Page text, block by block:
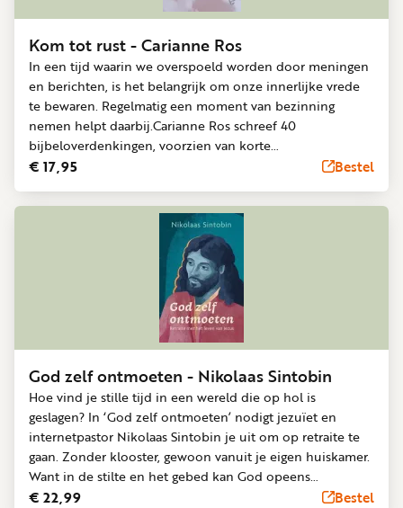
Kom tot rust - Carianne Ros
In een tijd waarin we overspoeld worden door meningen
en berichten, is het belangrijk om onze innerlijke vrede
te bewaren. Regelmatig een moment van bezinning
nemen helpt daarbij.Carianne Ros schreef 40
bijbeloverdenkingen, voorzien van korte
verwerkingsvragen en creatieve suggesties. Ze put uit
om stil te staan bij wat werkelijk telt. Door alles heen
klinkt de zachte stem van de Heer:'Kom allen bij Mij, jullie
die vermoeid zijn en onder lasten gebukt gaan, Ik zal
jullie rust geven.' (Matteüs 11:28-30)De meditatieve
teksten, verwerkingsvragen en aansporingen tot creatieve
expressie helpen om meer in balans te komen én te
blijven. De kleurrijke fotografie getuigt op geheel eigen
wijze van de schoonheid en vrede die God in zijn
komen, en om de kalmte te bewaren in het dagelijks
leven!
€ 17,95 Bestel
God zelf ontmoeten - Nikolaas Sintobin
Hoe vind je stille tijd in een wereld die op hol is
geslagen? In ‘God zelf ontmoeten’ nodigt jezuïet en
internetpastor Nikolaas Sintobin je uit om op retraite te
gaan. Zonder klooster, gewoon vanuit je eigen huiskamer.
Want in de stilte en het gebed kan God opeens
verschijnen. In tien inspirerende bijbelmeditaties, ofwel
€ 22,99 Bestel